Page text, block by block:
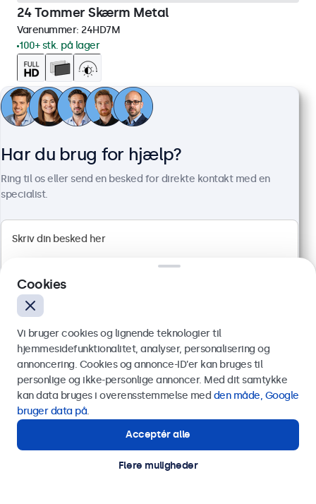
24 Tommer Skærm Metal
Varenummer: 24HD7M
100+ stk. på lager
1920 x 1080 opløsning (Full HD)
HDMI, VGA, BNC og RCA
Montering: skrivebord, indbygget, væg
Ydermål: 560 x 337 x 41 mm
3.849,00 kr.
4.811,25 kr. inkl. moms
27 Tommer Skærm Metal
Har du brug for hjælp?
Ring til os eller send en besked for direkte kontakt med en
specialist.
Send
Eller ring til os på
Kontakt vores specialister.
Cookies
Vi bruger cookies og lignende teknologier til
hjemmesidefunktionalitet, analyser, personalisering og
annoncering. Cookies og annonce-ID’er kan bruges til
personlige og ikke-personlige annoncer. Med dit samtykke
kan data bruges i overensstemmelse med den måde, Google
bruger data på.
Acceptér alle
Flere muligheder